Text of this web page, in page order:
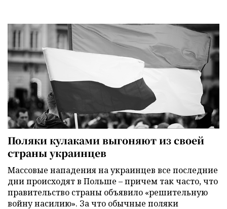
Поляки кулаками выгоняют из своей
страны украинцев
Массовые нападения на украинцев все последние
дни происходят в Польше – причем так часто, что
правительство страны объявило «решительную
войну насилию». За что обычные поляки